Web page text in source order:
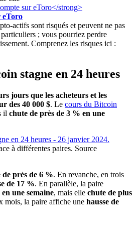
eToro
actifs sont risqués et peuvent ne pas
; vous pourriez perdre
Comprenez les risques ici :
stagne en 24 heures
jours que les acheteurs et les
des 40 000 $. Le cours du Bitcoin
il chute de près de 3 % en une
à différentes paires. Source
de près de 6 %. En revanche, en trois
de 17 %. En parallèle, la paire
une semaine, mais elle chute de plus
mois, la paire affiche une hausse de